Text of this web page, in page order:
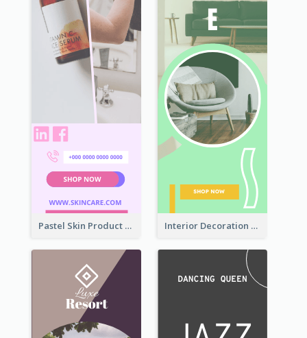
Pastel Skin Product Wide Skyscraper Banner Design Interior Decoration Discount Wide Skyscraper Banner